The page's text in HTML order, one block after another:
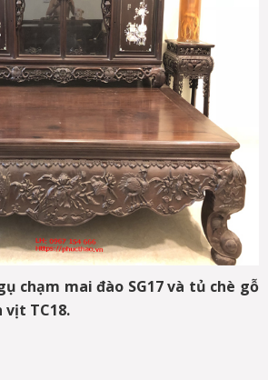
chạm mai đào SG17 và tủ chè gỗ
vịt TC18.